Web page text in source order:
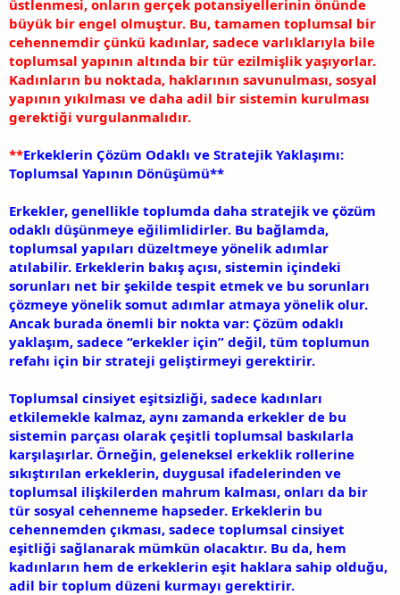
üstlenmesi, onların gerçek potansiyellerinin önünde
büyük bir engel olmuştur. Bu, tamamen toplumsal bir
cehennemdir çünkü kadınlar, sadece varlıklarıyla bile
toplumsal yapının altında bir tür ezilmişlik yaşıyorlar.
Kadınların bu noktada, haklarının savunulması, sosyal
yapının yıkılması ve daha adil bir sistemin kurulması
gerektiği vurgulanmalıdır.
**Erkeklerin Çözüm Odaklı ve Stratejik Yaklaşımı:
Toplumsal Yapının Dönüşümü**
Erkekler, genellikle toplumda daha stratejik ve çözüm
odaklı düşünmeye eğilimlidirler. Bu bağlamda,
toplumsal yapıları düzeltmeye yönelik adımlar
atılabilir. Erkeklerin bakış açısı, sistemin içindeki
sorunları net bir şekilde tespit etmek ve bu sorunları
çözmeye yönelik somut adımlar atmaya yönelik olur.
Ancak burada önemli bir nokta var: Çözüm odaklı
yaklaşım, sadece “erkekler için” değil, tüm toplumun
refahı için bir strateji geliştirmeyi gerektirir.
Toplumsal cinsiyet eşitsizliği, sadece kadınları
etkilemekle kalmaz, aynı zamanda erkekler de bu
sistemin parçası olarak çeşitli toplumsal baskılarla
karşılaşırlar. Örneğin, geleneksel erkeklik rollerine
sıkıştırılan erkeklerin, duygusal ifadelerinden ve
toplumsal ilişkilerden mahrum kalması, onları da bir
tür sosyal cehenneme hapseder. Erkeklerin bu
cehennemden çıkması, sadece toplumsal cinsiyet
eşitliği sağlanarak mümkün olacaktır. Bu da, hem
kadınların hem de erkeklerin eşit haklara sahip olduğu,
adil bir toplum düzeni kurmayı gerektirir.